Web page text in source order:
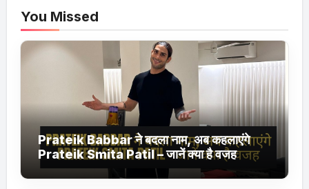
You Missed
Prateik Babbar ने बदला नाम, अब कहलाएंगे
Prateik Smita Patil – जानें क्या है वजह